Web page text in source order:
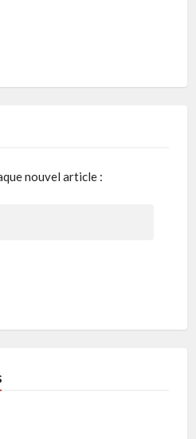
nouvel article :